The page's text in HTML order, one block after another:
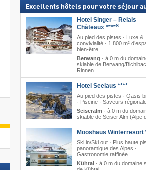
Excellents hôtels pour votre séjour
Hotel Singer – Relais
Châteaux ****S
Au pied des pistes · Luxe &
convivialité · 1 800 m²
bien-être
Berwang · à 0 m du
skiable de Berwang/​
Rinnen
Hotel Seelaus ****
Au pied des pistes · Oasis
· Piscine · Saveurs
Seiseralm · à 0 m du
skiable de Seiser Alm (Alpe
Mooshaus Winterresort
Ski in/Ski out · Plus haute
panoramique des Alpes ·
Gastronomie raffinée
Kühtai· à 0 m du domaine